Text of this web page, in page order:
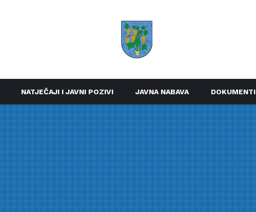
NATJEČAJI I JAVNI POZIVI JAVNA NABAVA DOKUMENTI